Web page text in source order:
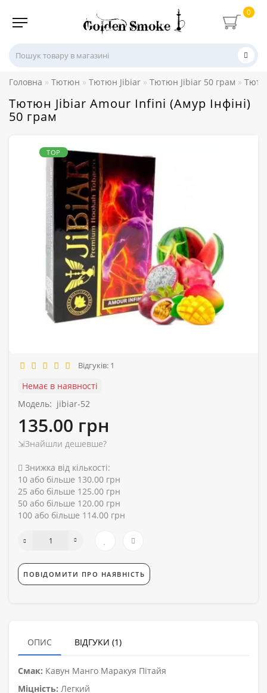
0
Головна Тютюн Тютюн Jibiar Тютюн Jibiar 50 грам
Тютюн Jibiar Amour Infini (Амур Інфіні)
50 грам
TOP
Відгуків: 1
Немає в наявності
Модель: jibiar-52
135.00 грн
⇲Знайшли дешевше?
Знижка від кількості:
10 або більше 130.00 грн
25 або більше 125.00 грн
50 або більше 120.00 грн
100 або більше 114.00 грн
ПОВІДОМИТИ ПРО НАЯВНІСТЬ
ОПИС ВІДГУКИ (1)
Смак: Кавун Манго Маракуя Пітайя
Міцність: Легкий